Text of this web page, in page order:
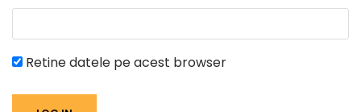
Retine datele pe acest browser